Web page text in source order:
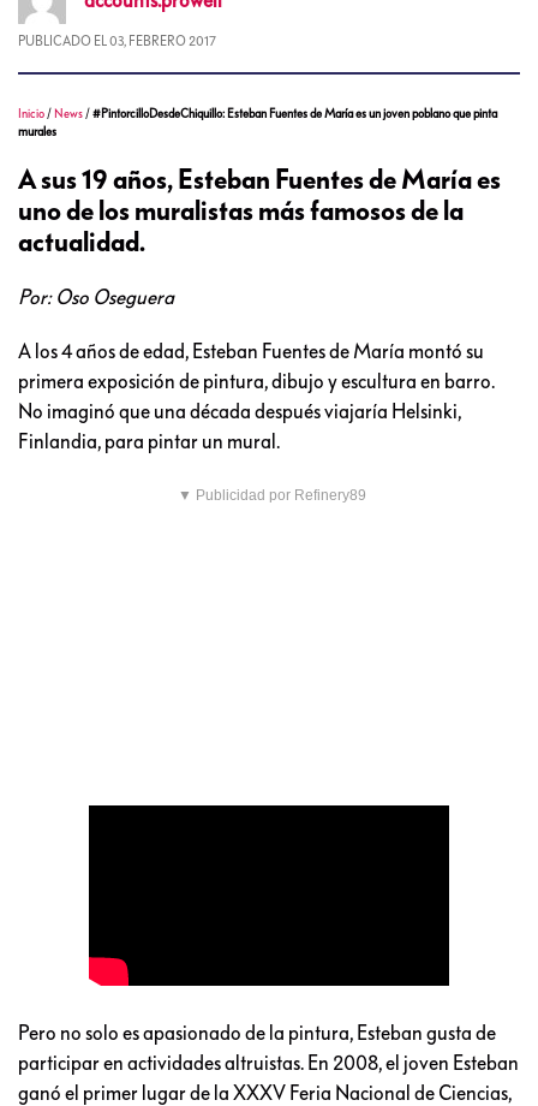
PUBLICADO EL 03, FEBRERO 2017
Inicio / News /#PintorcilloDesdeChiquillo: Esteban Fuentes de María es un joven poblano que pinta
murales
A sus 19 años, Esteban Fuentes de María es
uno de los muralistas más famosos de la
actualidad.
Por: Oso Oseguera
A los 4 años de edad, Esteban Fuentes de María montó su
primera exposición de pintura, dibujo y escultura en barro.
No imaginó que una década después viajaría Helsinki,
Finlandia, para pintar un mural.
▼ Publicidad por Refinery89
Pero no solo es apasionado de la pintura, Esteban gusta de
participar en actividades altruistas. En 2008, el joven Esteban
ganó el primer lugar de la XXXV Feria Nacional de Ciencias,